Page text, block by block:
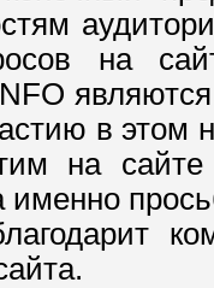
на
в этом
на сайте
именно